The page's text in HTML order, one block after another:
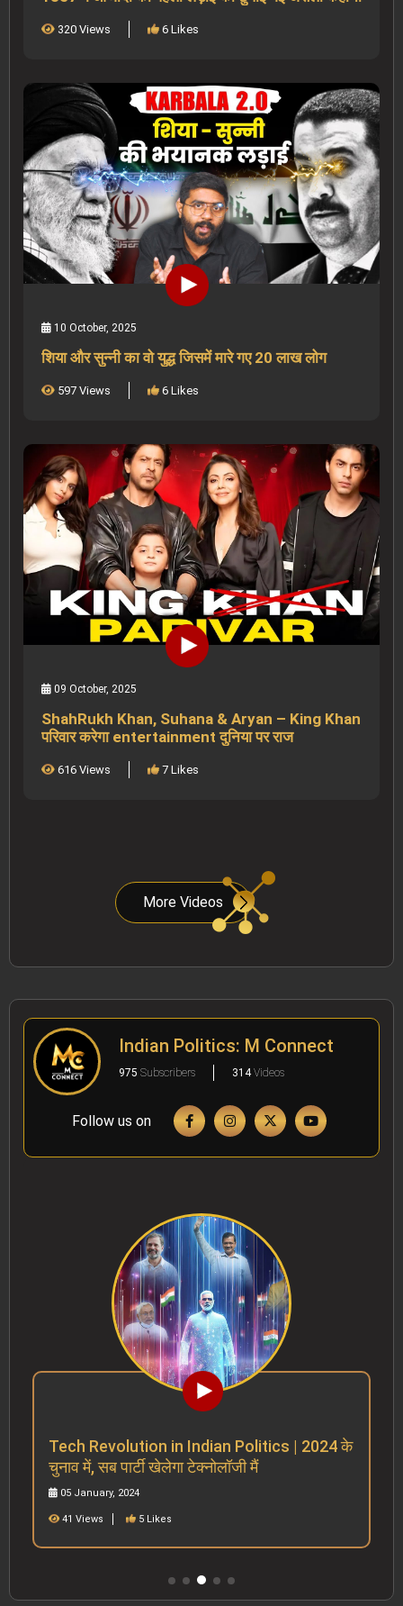
320 Views 6 Likes
10 October, 2025
शिया और सुन्नी का वो युद्ध जिसमें मारे गए 20 लाख लोग
597 Views 6 Likes
09 October, 2025
ShahRukh Khan, Suhana & Aryan – King Khan
परिवार करेगा entertainment दुनिया पर राज
616 Views 7 Likes
More Videos
Indian Politics: M Connect
975 Subscribers 314Videos
Follow us on
Tech Revolution in Indian Politics | 2024 के
चुनाव में, सब पार्टी खेलेगा टेक्नोलॉजी मैं
05 January, 2024
41 Views 5 Likes